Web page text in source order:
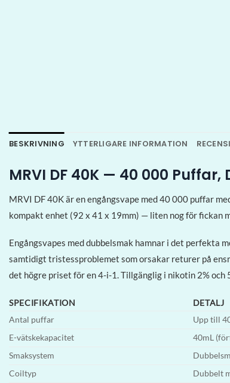
BESKRIVNING YTTERLIGARE INFORMATION
MRVI DF 40K — 40 000
MRVI DF 40K är en engångsvape med 40 000 puffar
kompakt enhet (92 x 41 x 19mm) — liten nog för fickan
Engångsvapes med dubbelsmak hamnar i det perfekta
samtidigt tristessproblemet som orsakar returer på
det högre priset för en 4-i-1. Tillgänglig i nikotin 2% och
SPECIFIKATION
DETALJ
Antal puffar
Upp till
E-vätskekapacitet
40mL
Smaksystem
Coiltyp
Dubbelt